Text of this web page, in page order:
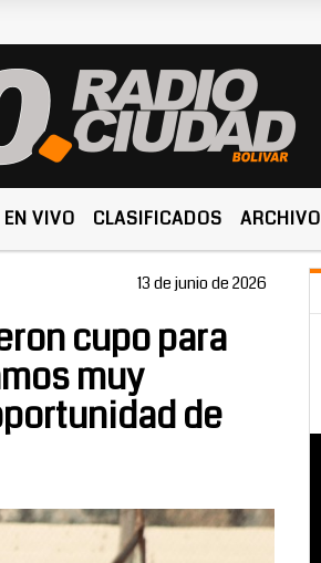
VIVO CLASIFICADOS ARCHIVO
13 de junio de 2026
cupo para
muy
de